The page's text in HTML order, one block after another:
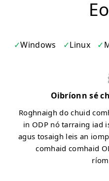
Windows Linux
Oibríonn sé
Roghnaigh do chuid
in ODP nó tarraing iad
agus tosaigh leis an
comhaid comhaid